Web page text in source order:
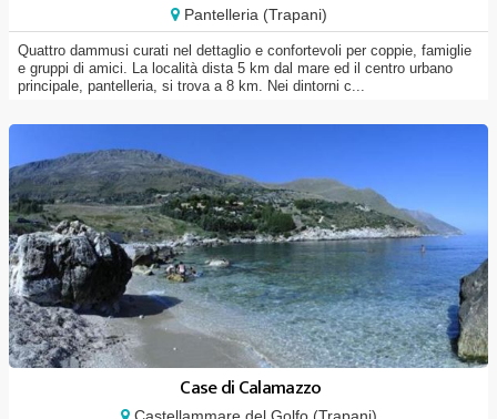
Pantelleria (Trapani)
Quattro dammusi curati nel dettaglio e confortevoli per coppie, famiglie
e gruppi di amici. La località dista 5 km dal mare ed il centro urbano
principale, pantelleria, si trova a 8 km. Nei dintorni c...
Case di Calamazzo